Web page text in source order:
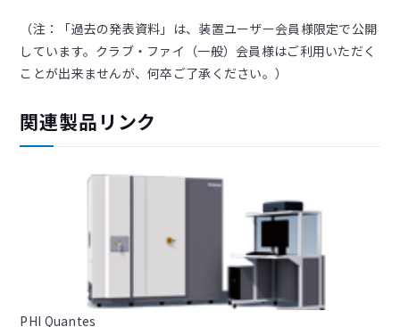
（注：「過去の発表資料」は、装置ユーザー会員様限定で公開
しています。クラブ・ファイ（一般）会員様はご利用いただく
ことが出来ませんが、何卒ご了承ください。）
関連製品リンク
PHI Quantes